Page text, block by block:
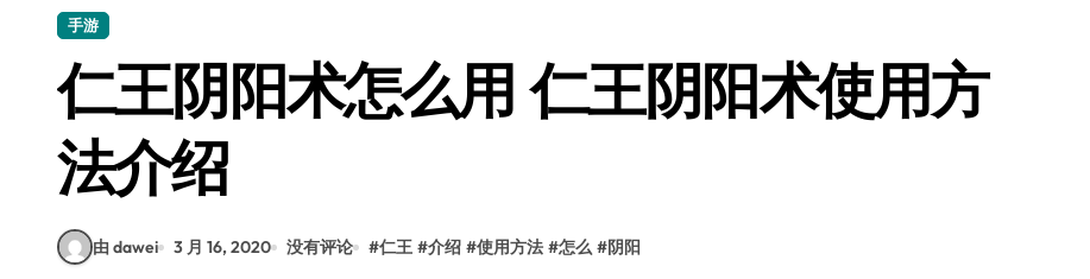
vivo S50 Pro mini：小机身藏大世界，指尖资讯一触即达！
手游
仁王阴阳术怎么用 仁王阴阳术使用方
法介绍
由 dawei 3 月 16, 2020 没有评论 #仁王 #介绍 #使用方法 #怎么 #阴阳